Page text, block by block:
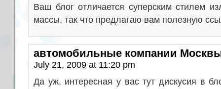
Ваш блог отличается суперским стилем
массы, так что предлагаю вам полезную
автомобильные компании
July 21, 2009 at 11:20 pm
Да уж, интересная у вас тут дискусия в